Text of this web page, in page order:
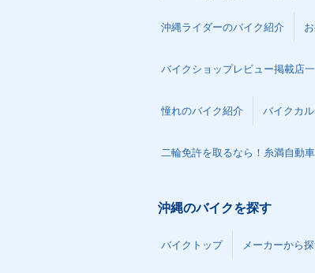
沖縄ライダーのバイク紹介
バイクショップレビュー掲載店
憧れのバイク紹介 バイクカ
二輪免許を取るなら！糸満自動
沖縄のバイクを探す
バイクトップ メーカーから